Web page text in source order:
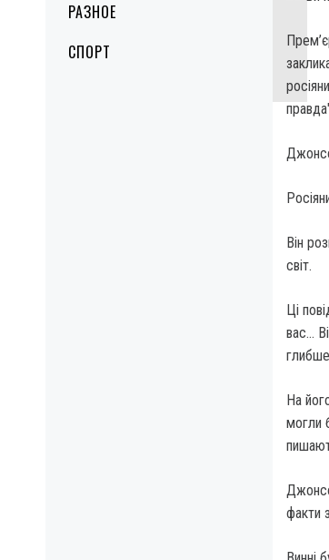
РАЗНОЕ
СПОРТ
Він
світ.
Ці
вас…
На
могли
факти